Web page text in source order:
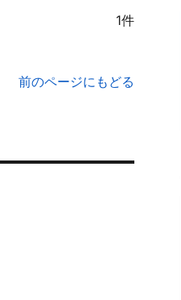
1件
前のページにもどる